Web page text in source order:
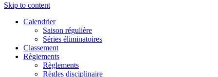
Skip to content
Calendrier
Saison régulière
Séries éliminatoires
Classement
Règlements
Règlements
Règles disciplinaire